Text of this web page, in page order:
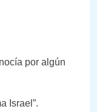
por algún
Israel”.